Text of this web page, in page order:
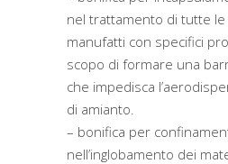
nel trattamento di tutte
manufatti con specifici
scopo di formare una
che impedisca
di amianto.
– bonifica per
nell’inglobamento dei